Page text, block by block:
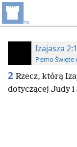
Izajasza 2:1
Pismo Święte
2 Rzecz, którą
dotyczącej Judy